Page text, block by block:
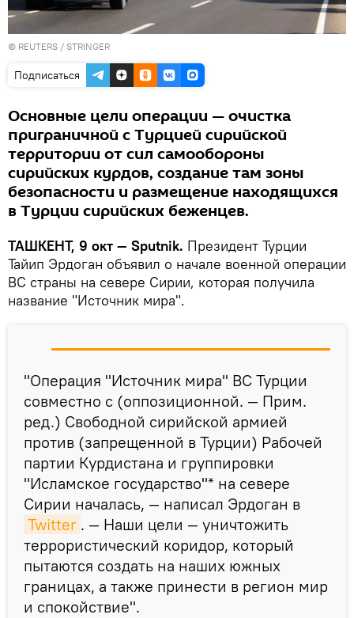
© REUTERS / STRINGER
Подписаться
Основные цели операции — очистка
приграничной с Турцией сирийской
территории от сил самообороны
сирийских курдов, создание там зоны
безопасности и размещение находящихся
в Турции сирийских беженцев.
ТАШКЕНТ, 9 окт — Sputnik. Президент Турции
Тайип Эрдоган объявил о начале военной операции
ВС страны на севере Сирии, которая получила
название "Источник мира".
"Операция "Источник мира" ВС Турции
совместно с (оппозиционной. — Прим.
ред.) Свободной сирийской армией
против (запрещенной в Турции) Рабочей
партии Курдистана и группировки
"Исламское государство"* на севере
Сирии началась, — написал Эрдоган в
Twitter . — Наши цели — уничтожить
террористический коридор, который
пытаются создать на наших южных
границах, а также принести в регион мир
и спокойствие".